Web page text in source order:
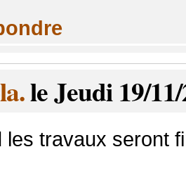
le Jeudi 19/
les travaux seront